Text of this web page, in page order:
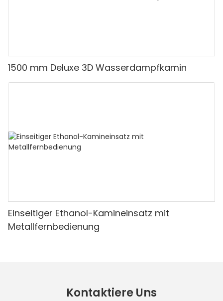
1500 mm Deluxe 3D Wasserdampfkamin
Einseitiger Ethanol-Kamineinsatz mit
Metallfernbedienung
Kontaktiere Uns